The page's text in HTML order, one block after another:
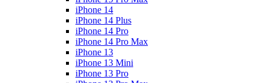
iPhone 14
iPhone 14 Plus
iPhone 14 Pro
iPhone 14 Pro Max
iPhone 13
iPhone 13 Mini
iPhone 13 Pro